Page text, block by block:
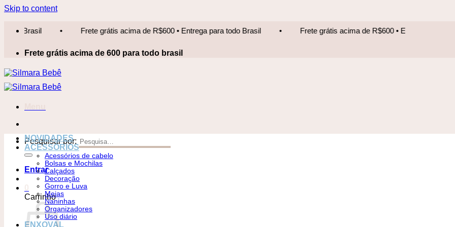
Skip to content
Frete grátis acima de R$600 • Entrega para todo Brasil • Frete grátis acima de R$600 • Entrega para todo Brasil
Frete grátis acima de 600 para todo brasil
Pesquisar por:
Entrar
Carrinho
NOVIDADES
ACESSÓRIOS
Acessórios de cabelo
Bolsas e Mochilas
Calçados
Decoração
Gorro e Luva
Meias
Naninhas
Organizadores
Uso diário
ENXOVAL